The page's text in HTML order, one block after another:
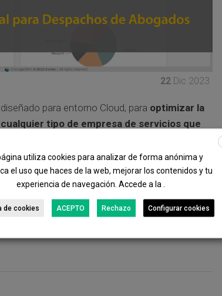
22 Dic 2023
para entorno Cloud, para optimizar la
tipo de empresa de servicios que
365,y funciona junto conMicrosoft
información operativa del negocio queda
y solicitar una demostración sin
utiliza cookies para analizar de forma anónima y
el uso que haces de la web, mejorar los contenidos y tu
experiencia de navegación. Accede a la .
de cookies ACEPTO Rechazo Configurar cookies